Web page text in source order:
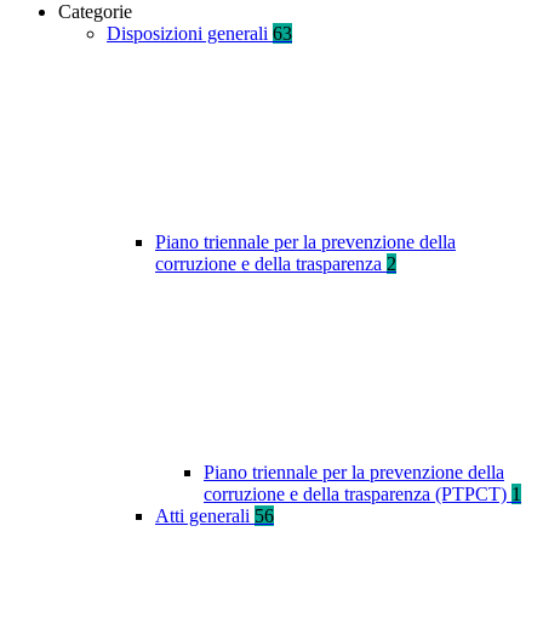
Categorie
Disposizioni generali 63
Piano triennale per la prevenzione della
corruzione e della trasparenza 2
Piano triennale per la prevenzione della
corruzione e della trasparenza (PTPCT) 1
Atti generali 56